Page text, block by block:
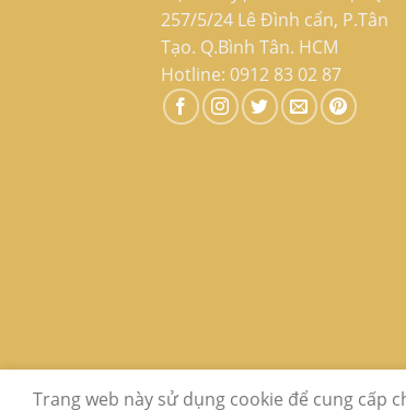
257/5/24 Lê Đình cẩn, P.Tân
Tạo. Q.Bình Tân. HCM
Hotline: 0912 83 02 87
GIỚI THIỆU LIÊN HỆ FAQ
Trang web này sử dụng cookie để cung cấp